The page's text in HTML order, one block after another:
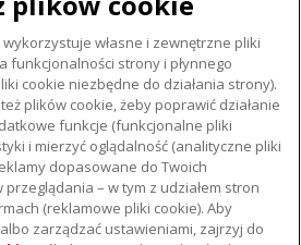
wykorzystuje własne i zewnętrzne pliki
funkcjonalności strony i płynnego
cookie niezbędne do działania strony).
plików cookie, żeby poprawić działanie
funkcje (funkcjonalne pliki
i mierzyć oglądalność (analityczne pliki
dopasowane do Twoich
– w tym z udziałem stron
(reklamowe pliki cookie). Aby
zarządzać ustawieniami, zajrzyj do